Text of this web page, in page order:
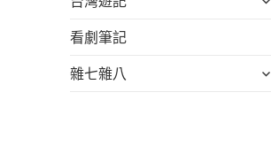
單
單
看劇筆記
雜七雜八
展